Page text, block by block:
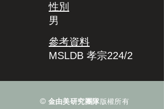
性別
男
參考資料
MSLDB 孝宗224/2
© 金由美研究團隊版權所有